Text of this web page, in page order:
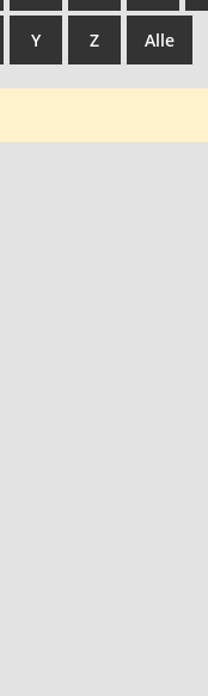
Y Z Alle